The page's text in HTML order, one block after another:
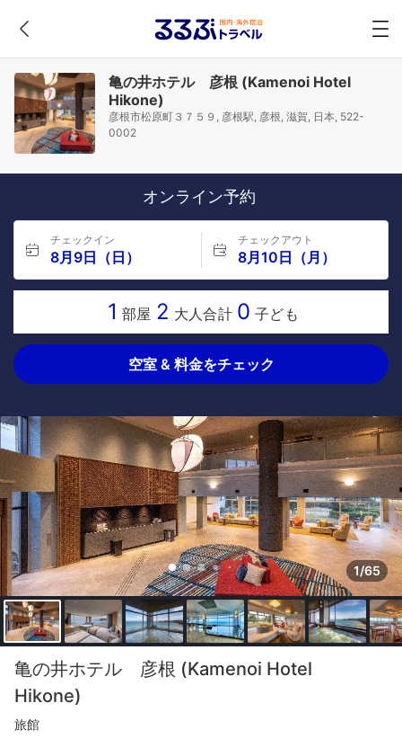
亀の井ホテル 彦根 (Kamenoi Hotel
Hikone)
彦根市松原町３７５９, 彦根駅, 彦根, 滋賀, 日本, 522-
0002
オンライン予約
チェックイン
8月9日（日）
チェックアウト
8月10日（月）
1 部屋 2 大人合計 0 子ども
空室 & 料金をチェック
1/65
亀の井ホテル 彦根 (Kamenoi Hotel
Hikone)
旅館